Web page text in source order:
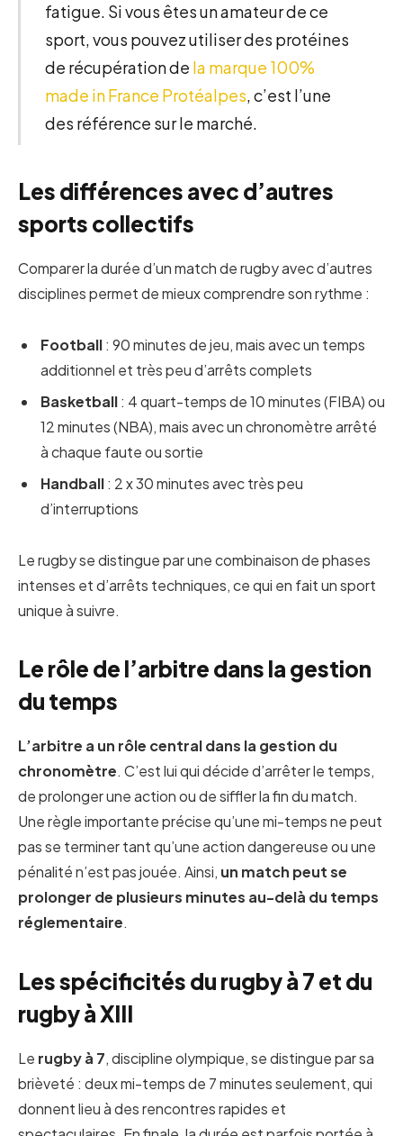
fatigue. Si vous êtes un amateur de ce
sport, vous pouvez utiliser des protéines
de récupération de la marque 100%
made in France Protéalpes, c’est l’une
des référence sur le marché.
Les différences avec d’autres
sports collectifs
Comparer la durée d’un match de rugby avec d’autres
disciplines permet de mieux comprendre son rythme :
Football: 90 minutes de jeu, mais avec un temps
additionnel et très peu d’arrêts complets
Basketball: 4 quart-temps de 10 minutes (FIBA) ou
12 minutes (NBA), mais avec un chronomètre arrêté
à chaque faute ou sortie
Handball: 2 x 30 minutes avec très peu
d’interruptions
Le rugby se distingue par une combinaison de phases
intenses et d’arrêts techniques, ce qui en fait un sport
unique à suivre.
Le rôle de l’arbitre dans la gestion
du temps
L’arbitre a un rôle central dans la gestion du
chronomètre. C’est lui qui décide d’arrêter le temps,
de prolonger une action ou de siffler la fin du match.
Une règle importante précise qu’une mi-temps ne peut
pas se terminer tant qu’une action dangereuse ou une
pénalité n’est pas jouée. Ainsi, un match peut se
prolonger de plusieurs minutes au-delà du temps
réglementaire.
Les spécificités du rugby à 7 et du
rugby à XIII
Le rugby à 7, discipline olympique, se distingue par sa
brièveté : deux mi-temps de 7 minutes seulement, qui
donnent lieu à des rencontres rapides et